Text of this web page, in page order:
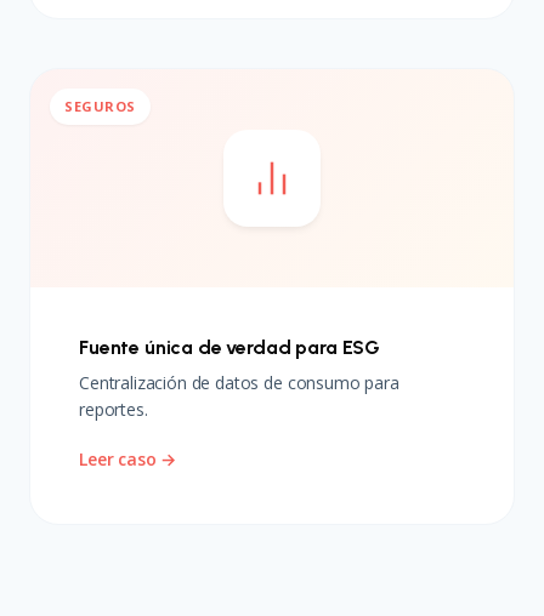
SEGUROS
Fuente única de verdad para ESG
Centralización de datos de consumo para
reportes.
Leer caso →